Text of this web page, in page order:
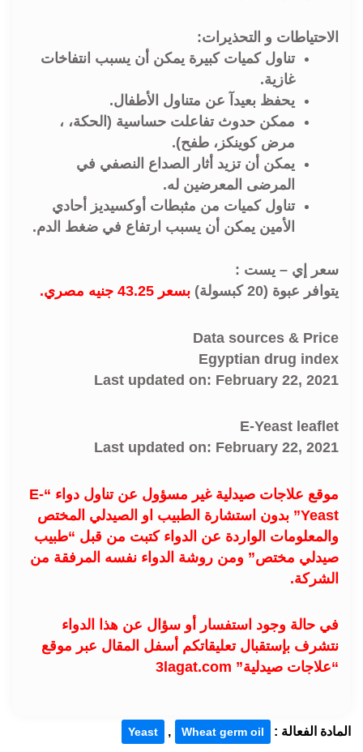
الاحتياطات و التحذيرات:
تناول كميات كبيرة يمكن أن يسبب انتفاخات
غازية.
يحفظ بعيدآ عن متناول الأطفال.
ممكن حدوث تفاعلت حساسية (الحكة، ،
مرض كوينكز، طفح).
يمكن أن تزيد أثار الصداع النصفي في
المرضى المعرضين له.
تناول كميات من مثبطات أوكسيديز أحادي
الأمين يمكن أن يسبب ارتفاع في ضغط الدم.
سعر إي – يست :
يتوافر عبوة (20 كبسولة)
بسعر 43.25 جنيه مصري.
Data sources & Price
Egyptian drug index
Last updated on: February 22, 2021
E-Yeast leaflet
Last updated on: February 22, 2021
موقع علاجات صيدلية غير مسؤول عن تناول دواء “E-
Yeast” بدون استشارة الطبيب او الصيدلي المختص
والمعلومات الواردة عن الدواء كتبت من قبل “طبيب
صيدلي مختص” ومن روشة الدواء نفسه المرفقة من
الشركة.
في حالة وجود استفسار أو سؤال عن هذا الدواء
نتشرف بإستقبال تعليقاتكم أسفل المقال عبر موقع
“علاجات صيدلية” 3lagat.com
المادة الفعالة : Wheat germ oil
,
Yeast